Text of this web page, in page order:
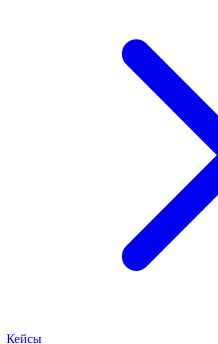
Кейсы